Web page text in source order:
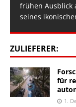
frühen Ausblick
seines
ZULIEFERER:
für
1.